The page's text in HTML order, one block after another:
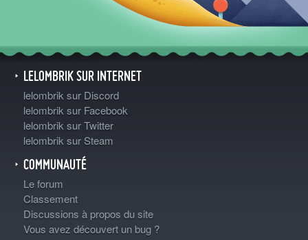
LELOMBRIK SUR INTERNET
lelombrik sur Discord
lelombrik sur Facebook
lelombrik sur Twitter
lelombrik sur Steam
COMMUNAUTÉ
Le forum
Classement
Discussions à propos du site
Vous avez découvert un bug ?